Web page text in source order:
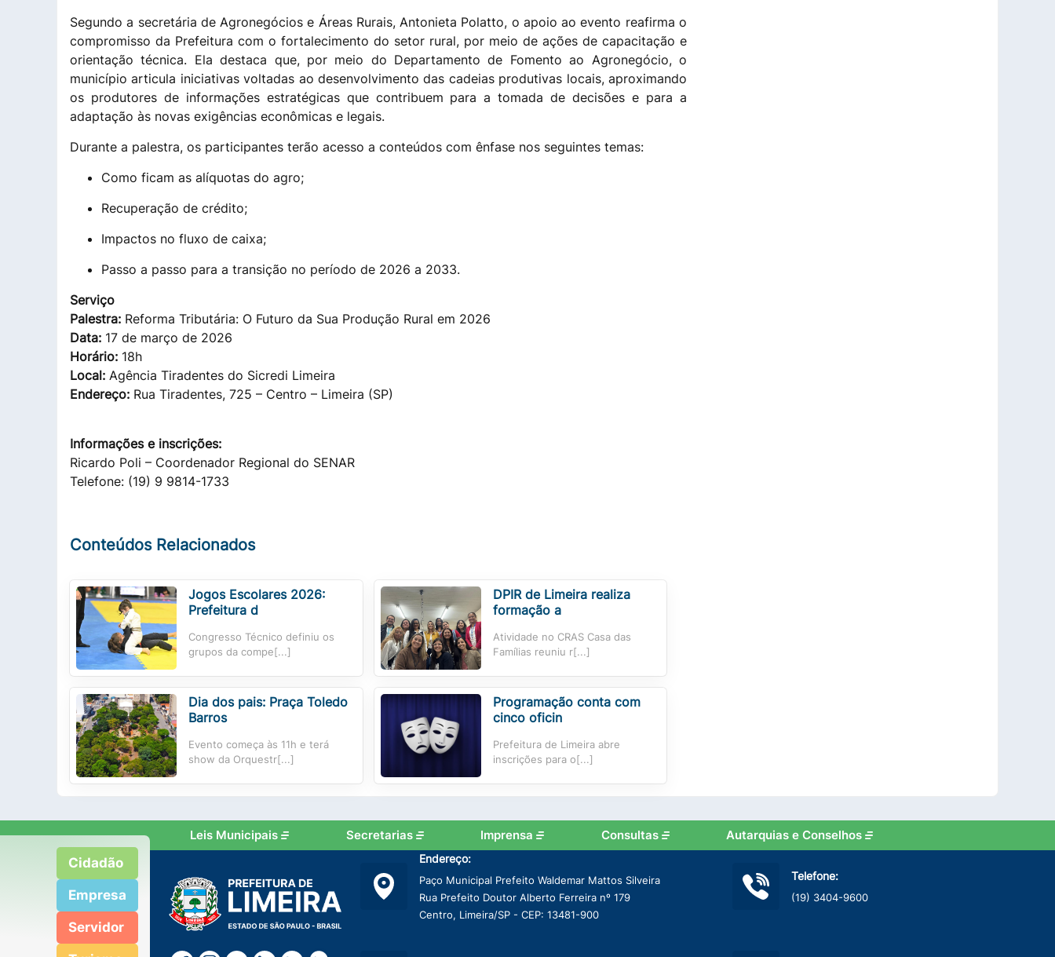
Segundo a secretária de Agronegócios e Áreas Rurais, Antonieta Polatto, o apoio ao evento reafirma o
compromisso da Prefeitura com o fortalecimento do setor rural, por meio de ações de capacitação e
orientação técnica. Ela destaca que, por meio do Departamento de Fomento ao Agronegócio, o
município articula iniciativas voltadas ao desenvolvimento das cadeias produtivas locais, aproximando
os produtores de informações estratégicas que contribuem para a tomada de decisões e para a
adaptação às novas exigências econômicas e legais.
Durante a palestra, os participantes terão acesso a conteúdos com ênfase nos seguintes temas:
Como ficam as alíquotas do agro;
Recuperação de crédito;
Impactos no fluxo de caixa;
Passo a passo para a transição no período de 2026 a 2033.
Serviço
Palestra: Reforma Tributária: O Futuro da Sua Produção Rural em 2026
Data: 17 de março de 2026
Horário: 18h
Local: Agência Tiradentes do Sicredi Limeira
Endereço: Rua Tiradentes, 725 – Centro – Limeira (SP)
Informações e inscrições:
Ricardo Poli – Coordenador Regional do SENAR
Telefone: (19) 9 9814-1733
Conteúdos Relacionados
Jogos Escolares 2026:
Prefeitura d
Congresso Técnico definiu os
grupos da compe[...]
DPIR de Limeira realiza
formação a
Atividade no CRAS Casa das
Famílias reuniu r[...]
Dia dos pais: Praça Toledo
Barros
Evento começa às 11h e terá
show da Orquestr[...]
Programação conta com
cinco oficin
Prefeitura de Limeira abre
inscrições para o[...]
Leis Municipais Secretarias Imprensa Consultas Autarquias e Conselhos
Cidadão
Empresa
Servidor
Endereço:
Paço Municipal Prefeito Waldemar Mattos Silveira
Rua Prefeito Doutor Alberto Ferreira nº 179
Centro, Limeira/SP - CEP: 13481-900
Telefone:
(19) 3404-9600